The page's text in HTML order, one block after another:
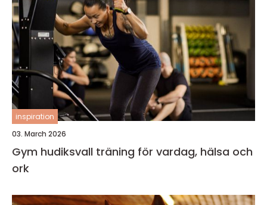
inspiration
03. March 2026
Gym hudiksvall träning för vardag, hälsa och
ork